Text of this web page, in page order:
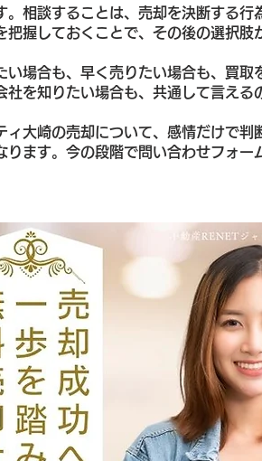
。相談することは、売却を決断する
把握しておくことで、その後の選択肢
い場合も、早く売りたい場合も、買
社を知りたい場合も、共通して言える
ィ大崎の売却について、感情だけで
ります。今の段階で問い合わせフォ